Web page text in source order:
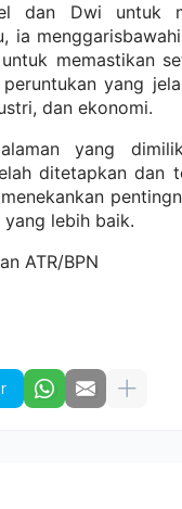
dan Dwi untuk
ia
memastikan
yang
dan ekonomi.
yang
ditetapkan dan
lebih baik.
ATR/BPN